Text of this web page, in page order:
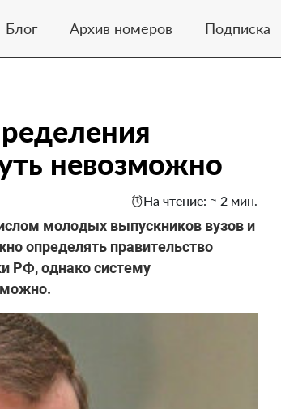
Блог Архив номеров Подписка
невозможно
На чтение: ≈ 2 мин.
молодых выпускников вузов и
определять правительство
РФ, однако систему